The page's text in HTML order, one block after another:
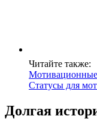
Читайте также:
Мотивационные
Статусы для
Долгая